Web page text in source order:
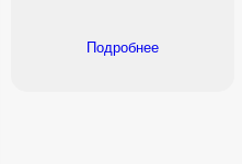
Подробнее